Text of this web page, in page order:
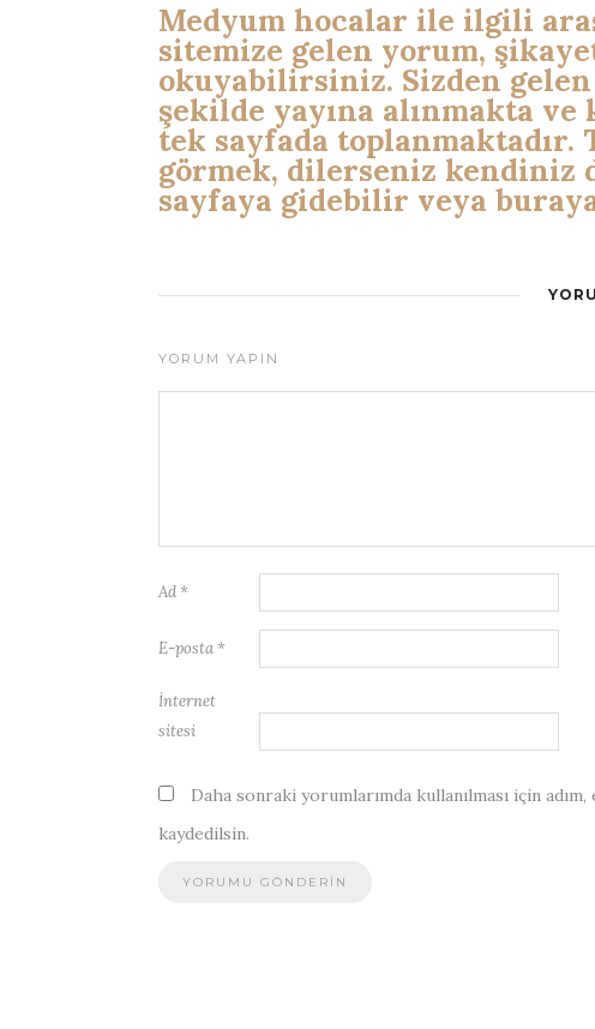
Medyum hocalar ile ilgili
sitemize gelen yorum,
okuyabilirsiniz. Sizden
şekilde yayına alınmakta
tek sayfada toplanmaktadır.
görmek, dilerseniz kendiniz
sayfaya gidebilir veya
YORUM YAPIN
Ad *
E-posta *
İnternet
sitesi
Daha sonraki yorumlarımda kullanılması için
kaydedilsin.